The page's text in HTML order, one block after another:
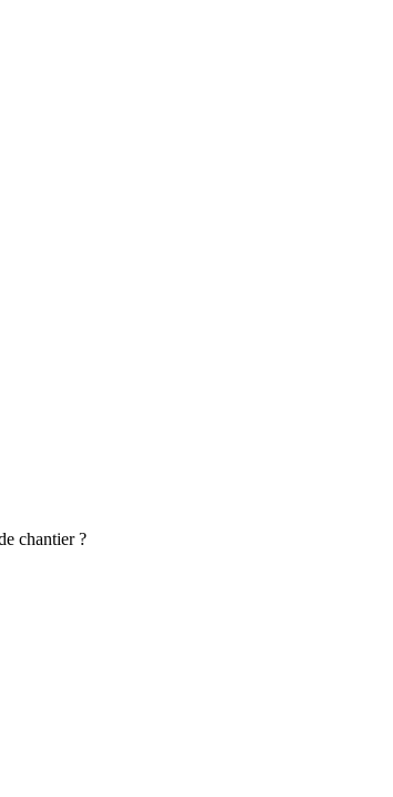
chantier ?